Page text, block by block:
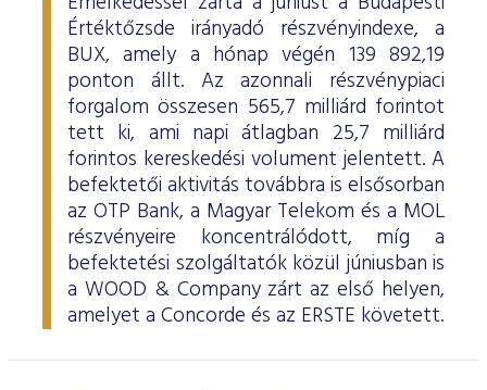
Értéktőzsde irányadó részvényindexe, a
BUX, amely a hónap végén 139 892,19
ponton állt. Az azonnali részvénypiaci
forgalom összesen 565,7 milliárd forintot
tett ki, ami napi átlagban 25,7 milliárd
forintos kereskedési volument jelentett. A
befektetői aktivitás továbbra is elsősorban
az OTP Bank, a Magyar Telekom és a MOL
részvényeire koncentrálódott, míg a
befektetési szolgáltatók közül júniusban is
a WOOD & Company zárt az első helyen,
amelyet a Concorde és az ERSTE követett.